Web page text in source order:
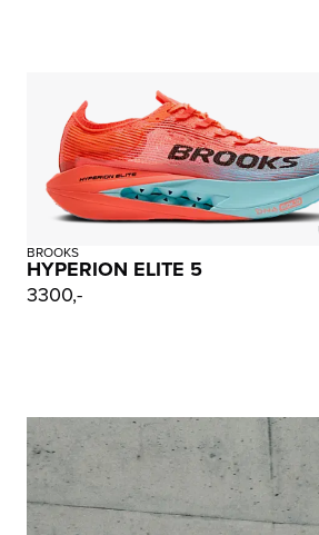
BROOKS
HYPERION ELITE 5
3300,-